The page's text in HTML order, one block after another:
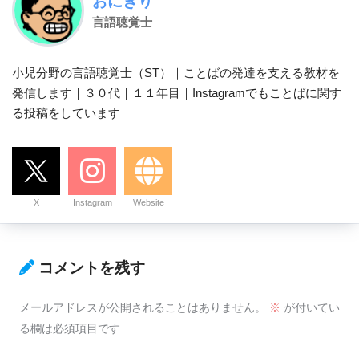
言語聴覚士
小児分野の言語聴覚士（ST）｜ことばの発達を支える教材を
発信します｜３０代｜１１年目｜Instagramでもことばに関す
る投稿をしています
X Instagram Website
コメントを残す
メールアドレスが公開されることはありません。 ※ が付いてい
る欄は必須項目です